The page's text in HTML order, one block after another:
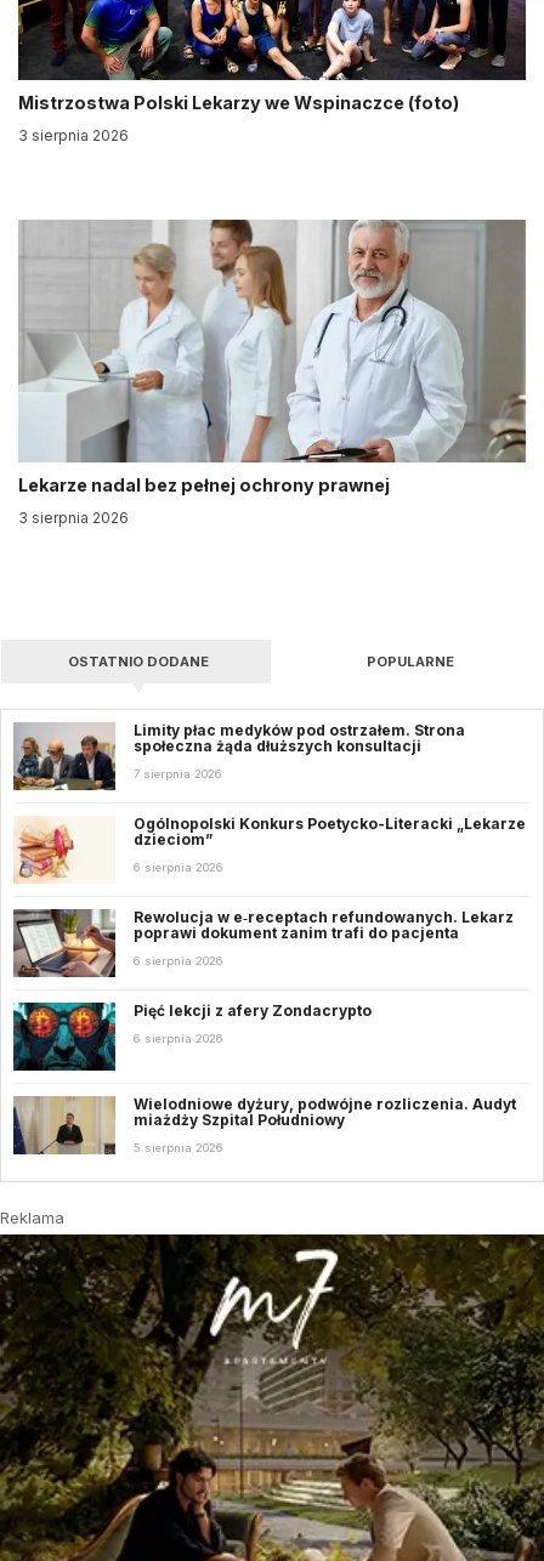
Mistrzostwa Polski Lekarzy we Wspinaczce (foto)
3 sierpnia 2026
Lekarze nadal bez pełnej ochrony prawnej
3 sierpnia 2026
OSTATNIO DODANE POPULARNE
Limity płac medyków pod ostrzałem. Strona
społeczna żąda dłuższych konsultacji
7 sierpnia 2026
Ogólnopolski Konkurs Poetycko-Literacki „Lekarze
dzieciom”
6 sierpnia 2026
Rewolucja w e‑receptach refundowanych. Lekarz
poprawi dokument zanim trafi do pacjenta
6 sierpnia 2026
Pięć lekcji z afery Zondacrypto
6 sierpnia 2026
Wielodniowe dyżury, podwójne rozliczenia. Audyt
miażdży Szpital Południowy
5 sierpnia 2026
Reklama